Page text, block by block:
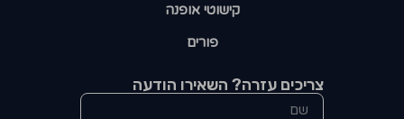
קישוטי אופנה
פורים
צריכים עזרה? השאירו הודעה